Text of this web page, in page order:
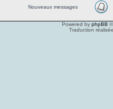
Nouveaux messages
Powered by phpBB
Traduction